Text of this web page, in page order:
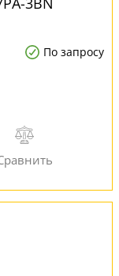
По запросу